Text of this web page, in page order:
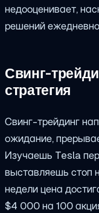
недооценивает,
решений
Свинг-
стратегия
Свинг-трейдинг
ожидание,
Изучаешь Tesla
выставляешь стоп
недели цена
$4 000 на 100